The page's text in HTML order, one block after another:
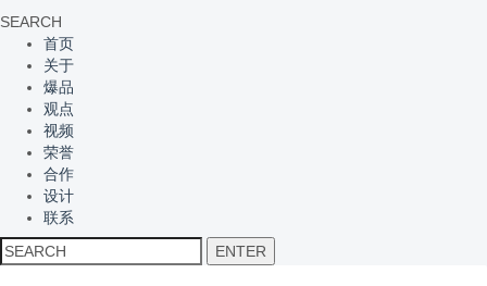
SEARCH
首页
关于
爆品
观点
视频
荣誉
合作
设计
联系